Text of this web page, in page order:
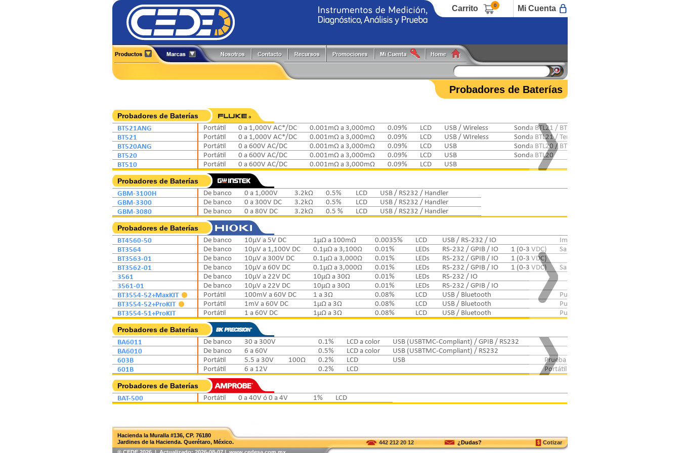
Carrito 0 Mi Cuenta
Cámaras Termográficas
Compensación Reactiva
Contadores
Detectores
Fuentes de Poder
Generadores de Funciones
Medidores
Multímetros
Osciloscopios
Pinzas de Medición
Probadores
Switching systems
Termómetros
Circutor
Comark
Extech
Global Specialties
GW Instek
Hioki
Probadores de Baterías
Probadores de Baterías
BT521ANG
BT521
BT520ANG
BT520
BT510
Portátil 0 a 1,000V AC*/DC 0.001mΩ a 3,000mΩ 0.09% LCD USB / Wireless
Sonda BTL21 / BTL20ANG / Temperatura / Corriente
Portátil
0 a 1,000V AC*/DC 0.001mΩ a 3,000mΩ 0.09% LCD USB / WIreless
Sonda BTL21 / Temperatura / Corriente AC-DC
Portátil
0 a 600V AC/DC 0.001mΩ a 3,000mΩ 0.09% LCD USB
Sonda BTL20 / BTL20ANG
Portátil
0 a 600V AC/DC 0.001mΩ a 3,000mΩ 0.09% LCD USB
Sonda BTL20
Portátil
0 a 600V AC/DC 0.001mΩ a 3,000mΩ 0.09% LCD USB
Probadores de Baterías
GBM-3100H
GBM-3300
GBM-3080
De banco 0 a 1,000V 3.2kΩ 0.5% LCD
USB / RS232 / Handler
De banco
0 a 300V DC 3.2kΩ 0.5% LCD
USB / RS232 / Handler
De banco
0 a 80V DC 3.2kΩ 0.5 % LCD USB / RS232 / Handler
Probadores de Baterías
BT4560-50
BT3564
BT3563-01
BT3562-01
3561
3561-01
BT3554-52+MaxKIT
BT3554-52+ProKIT
BT3554-51+ProKIT
De banco 10µV a 5V DC 1µΩ a 100mΩ 0.0035% LCD USB / RS-232 / IO
Impedancia / Temperarura
De banco
10µV a 1,100V DC 0.1µΩ a 3,100Ω 0.01% LEDs RS-232 / GPIB / IO 1 (0-3 VDC)
Salida Analógica
De banco
10µV a 300V DC 0.1µΩ a 3,000Ω 0.01% LEDs RS-232 / GPIB / IO
1 (0-3 VDC)
De banco
10µV a 60V DC 0.1µΩ a 3,000Ω 0.01% LEDs RS-232 / GPIB / IO 1 (0-3 VDC)
Salida analógica
De banco
10µV a 22V DC 10µΩ a 30Ω 0.01% LEDs
RS-232 / IO
De banco
10µV a 22V DC 10µΩ a 30Ω 0.01% LEDs
RS-232 / GPIB / IO
Portátil
100mV a 60V DC 1 a 3Ω 0.08% LCD USB / Bluetooth
Puntas L / Temperatura
Portátil
1mV a 60V DC 1µΩ a 3Ω 0.08% LCD USB / Bluetooth
Puntas L / Temperatura
Portátil
1 a 60V DC 1µΩ a 3Ω 0.08% LCD USB / Bluetooth Puntas Rectas / Temperatura
Probadores de Baterías
BA6011
BA6010
603B
601B
De banco 30 a 300V 0.1% LCD a color
USB (USBTMC-Compliant) / GPIB / RS232
De banco
6 a 60V 0.5% LCD a color
USB (USBTMC-Compliant) / RS232
Portátil
5.5 a 30V 100Ω 0.2% LCD USB
Prueba del circuito de carga/ prueba de de
Portátil
6 a 12V 0.2% LCD Portátil
Probadores de Baterías
BAT-500 Portátil 0 a 40V ó 0 a 4V 1% LCD
Hacienda la Muralla #136, CP. 76180
Jardines de la Hacienda. Querétaro, México.
442 212 20 12 ¿Dudas? Cotizar